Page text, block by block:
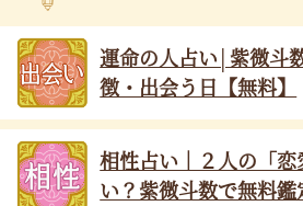
運命の人占い│紫微斗
徴・出会う日【無料】
相性占い｜２人の「
い？紫微斗数で無料鑑